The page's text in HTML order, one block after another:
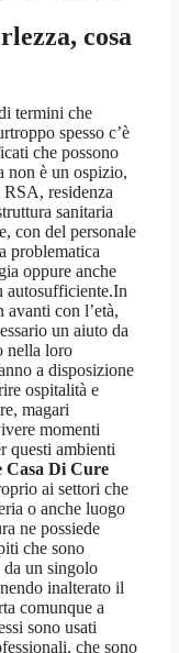
, cosa
termini che
spesso c’è
che possono
non è un ospizio,
RSA, residenza
sanitaria
con del personale
problematica
oppure anche
autosufficiente.In
con l’età,
un aiuto da
nella loro
a disposizione
ospitalità e
magari
momenti
questi ambienti
Casa Di Cure
ai settori che
o anche luogo
ne possiede
che sono
da un singolo
inalterato il
comunque a
sono usati
che sono